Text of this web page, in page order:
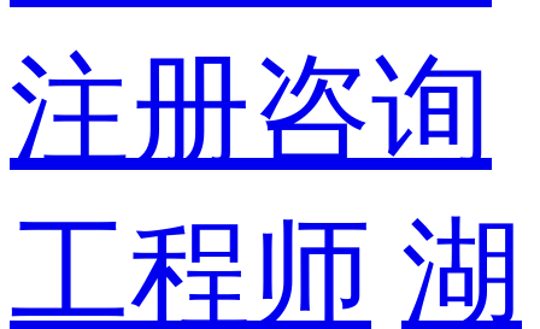
注册咨询
工程师 湖